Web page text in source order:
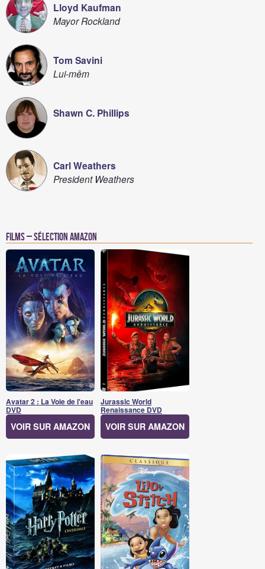
Lloyd Kaufman
Mayor Rockland
Tom Savini
Lui-mêm
Shawn C. Phillips
Carl Weathers
President Weathers
Films – Sélection Amazon
Avatar 2 : La Voie de l'eau
DVD
VOIR SUR AMAZON
Jurassic World
Renaissance DVD
VOIR SUR AMAZON